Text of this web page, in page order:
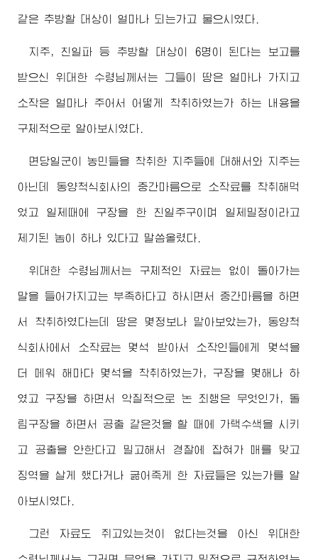
같은 추방할 대상이 얼마나 되는가고 물으시였다.
지주, 친일파 등 추방할 대상이 6명이 된다는 보고를
받으신 위대한 수령님께서 는 그들이 땅은 얼마나 가지고
소작은 얼마나 주어서 어떻게 착취하였는가 하는 내용을
구체적으로 알아보시였다.
면당일군이 농민들을 착취한 지주들에 대해서와 지주는
아닌데 동양척식회사의 중간마름으로 소작료를 착취해먹
었고 일제때에 구장을 한 친일주구이며 일제밀정이라고
제기된 놈이 하나 있다고 말씀올렸다.
위대한 수령님께서는 구체적인 자료는 없이 돌아가는
말을 들어가지고는 부족하다고 하시면서 중간마름을 하면
서 착취하였다는데 땅은 몇정보나 맡아보았는가, 동양척
식회사에서 소작료는 몇석 받아서 소작인들에게 몇석을
더 메워 해마다 몇석을 착취하였는가, 구장을 몇해나 하
였고 구장을 하면서 악질적으로 논 죄행은 무엇인가, 돌
림구장을 하면서 공출 같은것을 할 때에 가택수색을 시키
고 공출을 안한다고 밀고해서 경찰에 잡혀가 매를 맞고
징역을 살게 했다거나 굶어죽게 한 자료들은 있는가를 알
아보시였다.
그런 자료도 쥐고있는것이 없다는것을 아신 위대한